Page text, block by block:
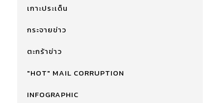
เกาะประเด็น
กระจายข่าว
ตะกร้าข่าว
"HOT" MAIL CORRUPTION
INFOGRAPHIC